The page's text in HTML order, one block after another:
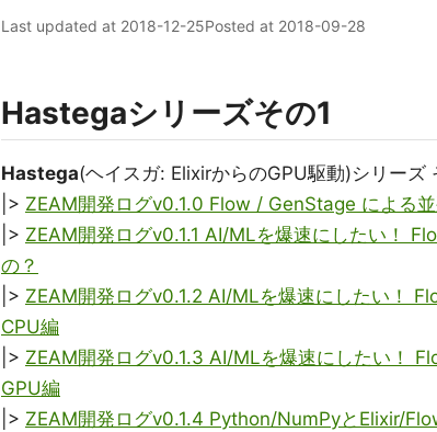
Last updated at 2018-12-25Posted at 2018-09-28
Hastegaシリーズその1
Hastega(ヘイスガ: ElixirからのGPU駆動)シリーズ
|> ZEAM開発ログv0.1.0 Flow / GenStage による
|> ZEAM開発ログv0.1.1 AI/MLを爆速にしたい！
の？
|> ZEAM開発ログv0.1.2 AI/MLを爆速にしたい！
CPU編
|> ZEAM開発ログv0.1.3 AI/MLを爆速にしたい！
GPU編
|> ZEAM開発ログv0.1.4 Python/NumPyとElixir/